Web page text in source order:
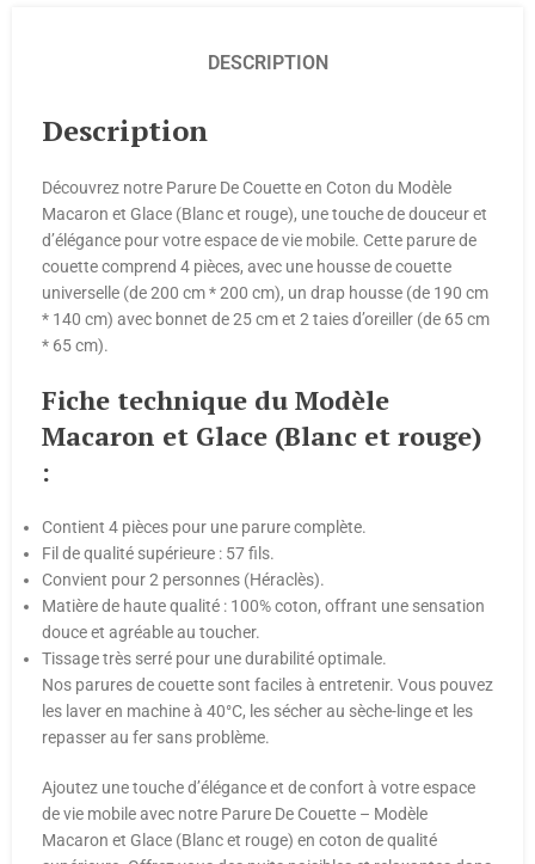
DESCRIPTION
Description
Découvrez notre Parure De Couette en Coton du Modèle
Macaron et Glace (Blanc et rouge), une touche de douceur et
d’élégance pour votre espace de vie mobile. Cette parure de
couette comprend 4 pièces, avec une housse de couette
universelle (de 200 cm * 200 cm), un drap housse (de 190 cm
* 140 cm) avec bonnet de 25 cm et 2 taies d’oreiller (de 65 cm
* 65 cm).
Fiche technique du Modèle
Macaron et Glace (Blanc et rouge)
:
Contient 4 pièces pour une parure complète.
Fil de qualité supérieure : 57 fils.
Convient pour 2 personnes (Héraclès).
Matière de haute qualité : 100% coton, offrant une sensation
douce et agréable au toucher.
Tissage très serré pour une durabilité optimale.
Nos parures de couette sont faciles à entretenir. Vous pouvez
les laver en machine à 40°C, les sécher au sèche-linge et les
repasser au fer sans problème.
Ajoutez une touche d’élégance et de confort à votre espace
de vie mobile avec notre Parure De Couette – Modèle
Macaron et Glace (Blanc et rouge) en coton de qualité